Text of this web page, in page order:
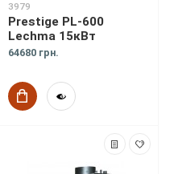
3979
Prestige PL-600
Lechma 15кВт
64680 грн.